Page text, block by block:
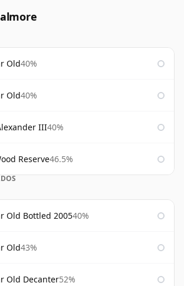
Old40%
Old40%
III40%
Reserve46.5%
Old Bottled 200540%
Old43%
Old Decanter52%